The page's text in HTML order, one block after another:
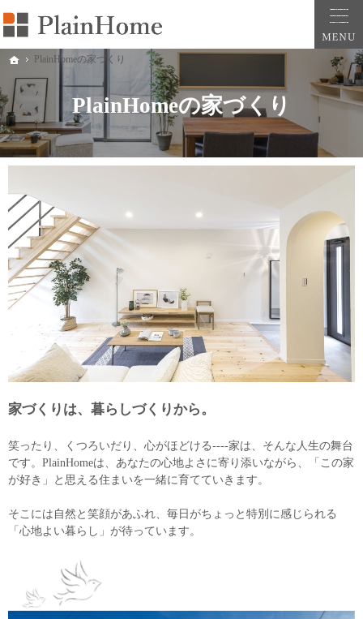
PlainHomeの家づくり
大阪・堺市での新築一戸建ては工務店の「PlainHome平原建築工房」へおまかせ。自然
堺市をはじめ大阪府全域での新築注文住宅ならプレインホームへ。自然素材の心地よさ
家づくりは、暮らしづくりから。
笑ったり、くつろいだり、心がほどける----家は、そんな人生の舞台
です。PlainHomeは、あなたの心地よさに寄り添いながら、「この家
が好き」と思える住まいを一緒に育てていきます。
そこには自然と笑顔があふれ、毎日がちょっと特別に感じられる
「心地よい暮らし」が待っています。
ホーム
PlainHomeの家づくり